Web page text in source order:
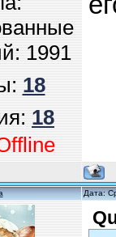
1991
18
18
Дата: